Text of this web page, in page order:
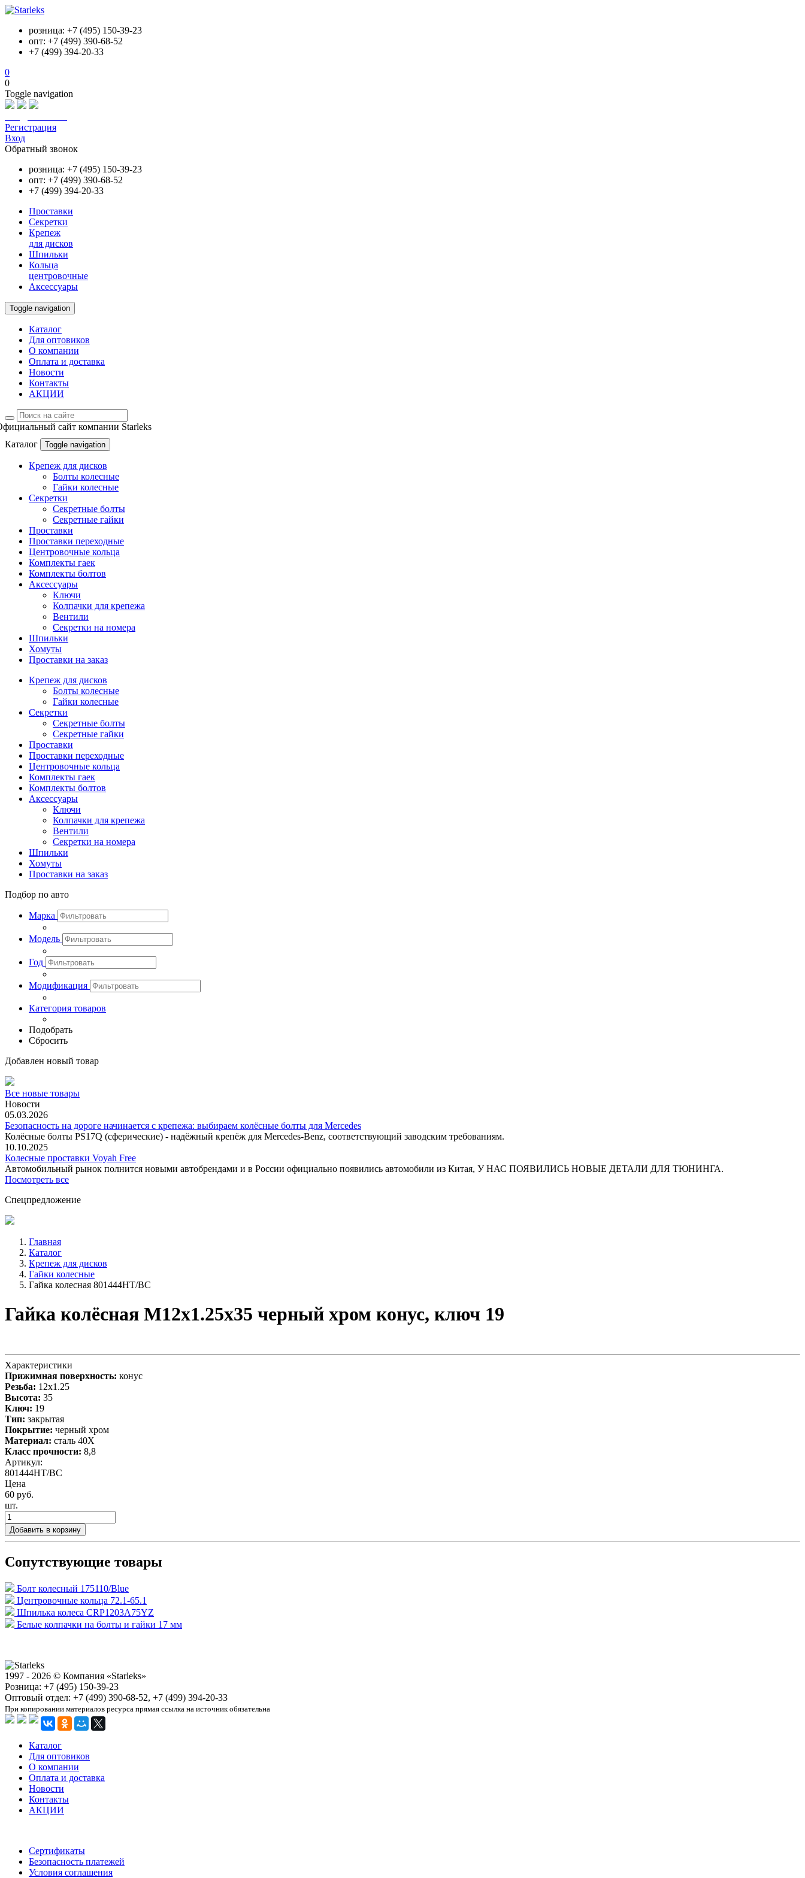
розница: +7 (495) 150-39-23
опт: +7 (499) 390-68-52
+7 (499) 394-20-33
0
0
Toggle navigation
Регистрация
Вход
Обратный звонок
розница: +7 (495) 150-39-23
опт: +7 (499) 390-68-52
+7 (499) 394-20-33
Проставки
Секретки
Крепеж
для дисков
Шпильки
Кольца
центровочные
Аксессуары
Toggle navigation
Каталог
Для оптовиков
О компании
Оплата и доставка
Новости
Контакты
АКЦИИ
сайт компании Starleks
Каталог
Toggle navigation
Крепеж для дисков
Болты колесные
Гайки колесные
Секретки
Секретные болты
Секретные гайки
Проставки
Проставки переходные
Центровочные кольца
Комплекты гаек
Комплекты болтов
Аксессуары
Ключи
Колпачки для крепежа
Вентили
Секретки на номера
Шпильки
Хомуты
Проставки на заказ
Крепеж для дисков
Болты колесные
Гайки колесные
Секретки
Секретные болты
Секретные гайки
Проставки
Проставки переходные
Центровочные кольца
Комплекты гаек
Комплекты болтов
Аксессуары
Ключи
Колпачки для крепежа
Вентили
Секретки на номера
Шпильки
Хомуты
Проставки на заказ
Подбор по авто
Марка
Модель
Год
Модификация
Категория товаров
Подобрать
Сбросить
Добавлен новый товар
Все новые товары
Новости
05.03.2026
Безопасность на дороге начинается с крепежа: выбираем колёсные болты для Mercedes
Колёсные болты PS17Q (сферические) - надёжный крепёж для Mercedes‑Benz, соответствующий заводским требованиям.
10.10.2025
Колесные проставки Voyah Free
Автомобильный рынок полнится новыми автобрендами и в России официально появились автомобили из Китая, У НАС ПОЯВИЛИСЬ НОВЫЕ ДЕТАЛИ ДЛЯ ТЮНИНГА.
Посмотреть все
Спецпредложение
Главная
Каталог
Крепеж для дисков
Гайки колесные
Гайка колесная 801444HT/BC
Гайка колёсная М12x1.25x35 черный хром конус, ключ 19
Характеристики
Прижимная поверхность: конус
Резьба: 12x1.25
Высота: 35
Ключ: 19
Тип: закрытая
Покрытие: черный хром
Материал: сталь 40X
Класс прочности: 8,8
Артикул:
801444HT/BC
Цена
60 руб.
шт.
Добавить в корзину
Сопутствующие товары
Болт колесный 175110/Blue
Центровочные кольца 72.1-65.1
Шпилька колеса CRP1203A75YZ
Белые колпачки на болты и гайки 17 мм
1997 - 2026 © Компания «Starleks»
Розница: +7 (495) 150-39-23
Оптовый отдел: +7 (499) 390-68-52, +7 (499) 394-20-33
При копировании материалов ресурса прямая ссылка на источник обязательна
Каталог
Для оптовиков
О компании
Оплата и доставка
Новости
Контакты
АКЦИИ
Сертификаты
Безопасность платежей
Условия соглашения